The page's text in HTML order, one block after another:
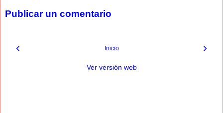
Publicar un comentario
‹ ›
Inicio
Ver versión web